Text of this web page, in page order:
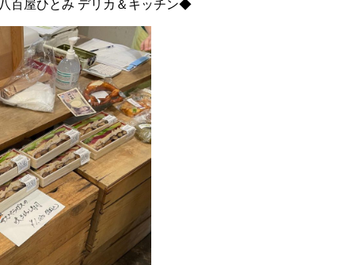
百屋ひとみ デリカ＆キッチン◆